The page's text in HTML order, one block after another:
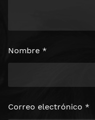
Nombre *
Correo electrónico *